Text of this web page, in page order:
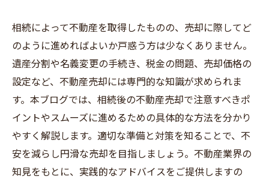
相続によって不動産を取得したものの、売却に際してど
のように進めればよいか戸惑う方は少なくありません。
遺産分割や名義変更の手続き、税金の問題、売却価格の
設定など、不動産売却には専門的な知識が求められま
す。本ブログでは、相続後の不動産売却で注意すべきポ
イントやスムーズに進めるための具体的な方法を分かり
やすく解説します。適切な準備と対策を知ることで、不
安を減らし円滑な売却を目指しましょう。不動産業界の
知見をもとに、実践的なアドバイスをご提供しますの